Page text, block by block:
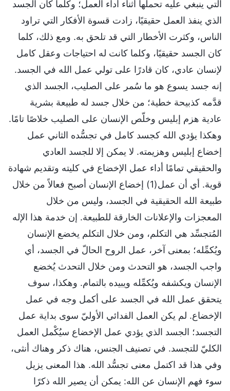
التي ينبغي عليه تحملها أثناء أداء العمل؛ وكلما كان الجسد
الذي ينفذ العمل حقيقيًا، زادت قسوة الأفكار التي تراود
الناس، وكثرت الأخطار التي قد تلحق به. ومع ذلك، كلما
كان الجسد حقيقيًا، وكلما كانت له احتياجات وعقل كامل
لإنسان عادي، كان قادرًا على تولي عمل الله في الجسد.
إنه جسد يسوع هو ما سُمر على الصليب، الجسد الذي
قدَّمه كذبيحة خطية؛ من خلال جسد له طبيعة بشرية
عادية هزم إبليس وخلّص الإنسان على الصليب خلاصًا تامًا.
وهكذا يؤدي الله كجسد كامل في تجسُّده الثاني عمل
إخضاع إبليس وهزيمته. لا يمكن إلا للجسد العادي
والحقيقي تمامًا أداء عمل الإخضاع في كليته وتقديم شهادة
قوية. أي أن عمل(1) إخضاع الإنسان أصبح فعالاً من خلال
طبيعة الله الحقيقية في الجسد، وليس من خلال
المعجزات والإعلانات الخارقة للطبيعة. إن خدمة هذا الإله
المُتجسِّد هي التكلم، ومن خلال التكلم يخضع الإنسان
ويُكمِّله؛ بمعنى آخر، عمل الروح الحالّ في الجسد، أي
واجب الجسد، هو التحدث ومن خلال التحدث يُخضع
الإنسان ويكشفه ويُكمِّله ويبيده بالتمام. وهكذا، سوف
يتحقق عمل الله في الجسد على أكمل وجه في عمل
الإخضاع. لم يكن العمل الفدائي الأوليّ سوى بداية عمل
التجسد؛ الجسد الذي يؤدي عمل الإخضاع سيُكْمل العمل
الكليّ للتجسد. في تصنيف الجنس، هناك ذكر وهناك أنثى،
وفي هذا قد اكتمل معنى تجسُّد الله. هذا المعنى يزيل
سوء فهم الإنسان عن الله: يمكن أن يصير الله ذكرًا